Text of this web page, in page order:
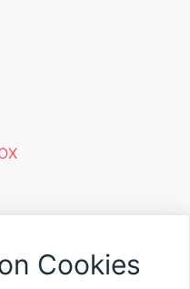
Cookies